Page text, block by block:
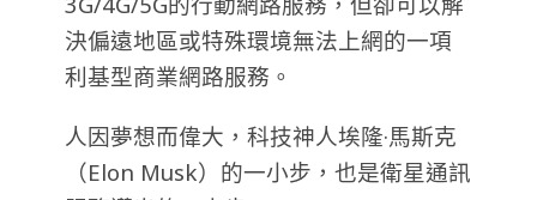
決偏遠地區或特殊環境無法上網的一項
利基型商業網路服務。
人因夢想而偉大，科技神人埃隆·馬斯克
（Elon Musk）的一小步，也是衛星通訊